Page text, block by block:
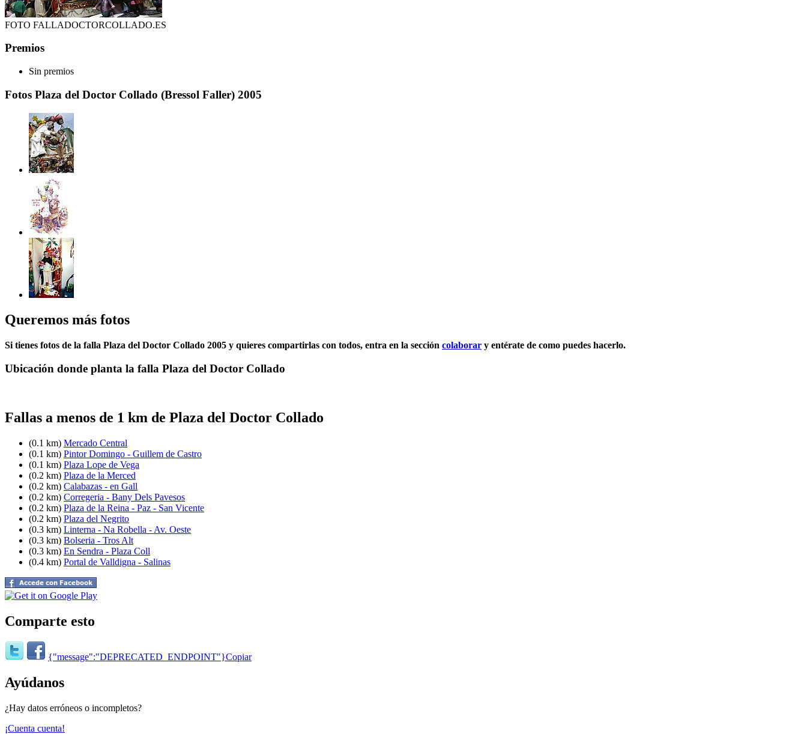
FOTO FALLADOCTORCOLLADO.ES
Premios
Sin premios
Fotos Plaza del Doctor Collado (Bressol Faller) 2005
Queremos más fotos
Si tienes fotos de la falla Plaza del Doctor Collado 2005 y quieres compartirlas con todos, entra en la sección colaborar y entérate de como puedes hacerlo.
Ubicación donde planta la falla Plaza del Doctor Collado
Fallas a menos de 1 km de Plaza del Doctor Collado
(0.1 km) Mercado Central
(0.1 km) Pintor Domingo - Guillem de Castro
(0.1 km) Plaza Lope de Vega
(0.2 km) Plaza de la Merced
(0.2 km) Calabazas - en Gall
(0.2 km) Corregeria - Bany Dels Pavesos
(0.2 km) Plaza de la Reina - Paz - San Vicente
(0.2 km) Plaza del Negrito
(0.3 km) Linterna - Na Robella - Av. Oeste
(0.3 km) Bolseria - Tros Alt
(0.3 km) En Sendra - Plaza Coll
(0.4 km) Portal de Valldigna - Salinas
Comparte esto
{"message":"DEPRECATED_ENDPOINT"}Copiar
Ayúdanos
¿Hay datos erróneos o incompletos?
¡Cuenta cuenta!